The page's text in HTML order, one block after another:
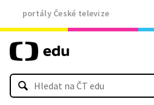
portály České televize